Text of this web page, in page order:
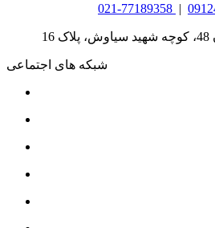
021-77189358 |
شبکه های اجتماعی